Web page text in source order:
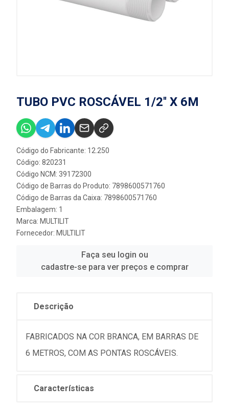
TUBO PVC ROSCÁVEL 1/2'' X 6M
Código do Fabricante: 12.250
Código: 820231
Código NCM: 39172300
Código de Barras do Produto: 7898600571760
Código de Barras da Caixa: 7898600571760
Embalagem: 1
Marca: MULTILIT
Fornecedor: MULTILIT
Faça seu login ou
cadastre-se para ver preços e comprar
Descrição
FABRICADOS NA COR BRANCA, EM BARRAS DE
6 METROS, COM AS PONTAS ROSCÁVEIS.
Características